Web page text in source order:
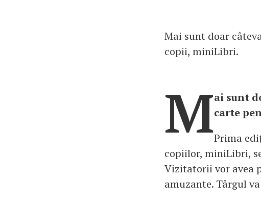
Mai sunt doar
copii, miniLibri.
Mai sunt
carte
Prima
copiilor, miniLibri,
Vizitatorii vor avea
amuzante. Târgul